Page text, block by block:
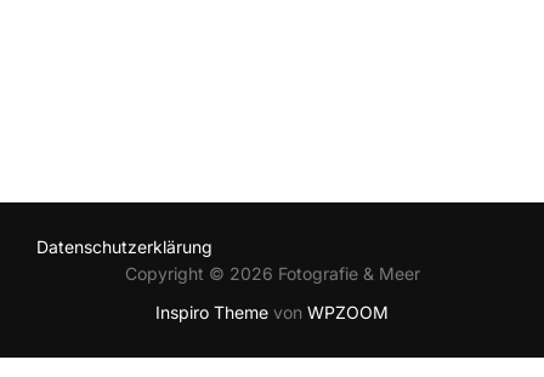
Datenschutzerklärung
Copyright © 2026 Fotografie & Meer
Inspiro Theme von WPZOOM